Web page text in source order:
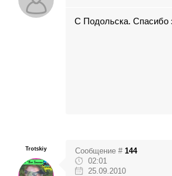
С Подольска. Спасибо
Trotskiy Сообщение # 144
02:01
25.09.2010